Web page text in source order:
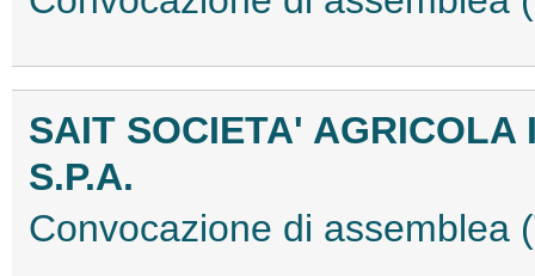
SAIT SOCIETA'
S.P.A.
Convocazione di assemblea